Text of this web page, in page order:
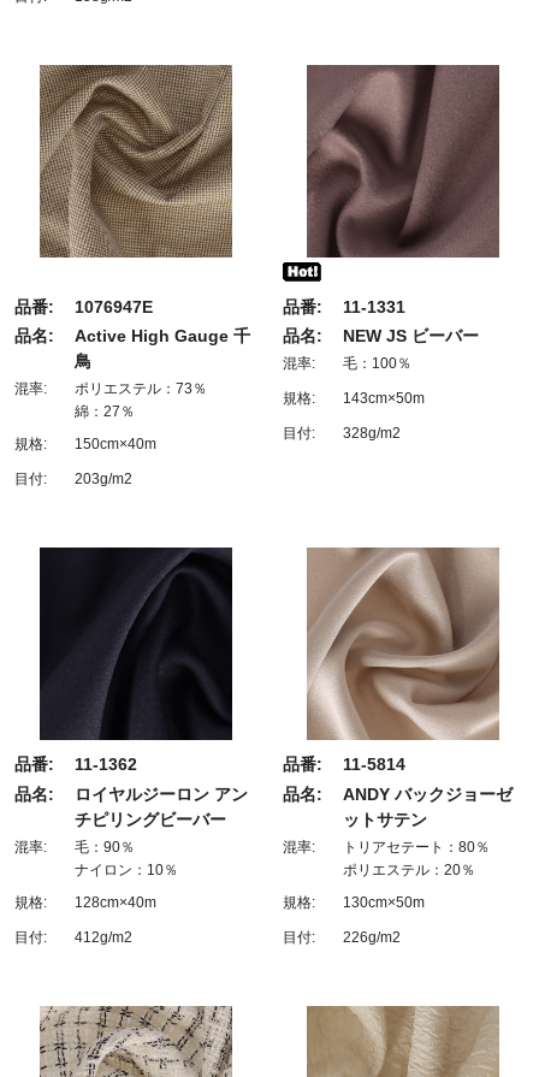
品番:
1076947E
品名:
Active High Gauge 千
鳥
混率:
ポリエステル：73％
綿：27％
規格:
150cm×40m
目付: 203g/m2
品番:
11-1331
品名:
NEW JS ビーバー
混率: 毛：100％
規格: 143cm×50m
目付: 328g/m2
品番:
11-1362
品名:
ロイヤルジーロン アン
チピリングビーバー
混率:
毛：90％
ナイロン：10％
規格:
128cm×40m
目付: 412g/m2
品番:
11-5814
品名:
ANDY バックジョーゼ
ットサテン
混率:
トリアセテート：80％
ポリエステル：20％
規格:
130cm×50m
目付: 226g/m2